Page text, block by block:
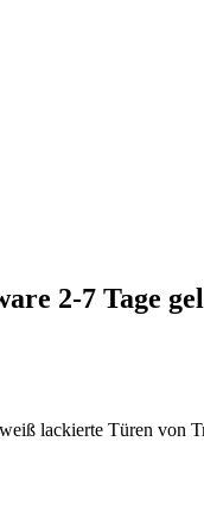
2-7 Tage
lackierte Türen von